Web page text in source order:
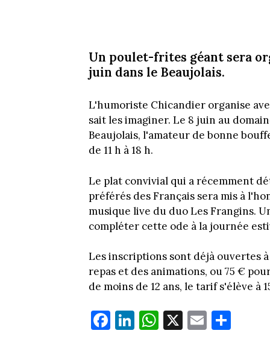
Un poulet-frites géant sera
juin dans le Beaujolais.
L'humoriste Chicandier organise
sait les imaginer. Le 8 juin au
Beaujolais, l'amateur de bonne
de 11 h à 18 h.
Le plat convivial qui a récemment
préférés des Français sera mis à
musique live du duo Les Frangins.
compléter cette ode à la journée
Les inscriptions sont déjà ouvertes
repas et des animations, ou 75 €
de moins de 12 ans, le tarif s'élève à
Fa
ce
Li
nk
W
ha
X E
m